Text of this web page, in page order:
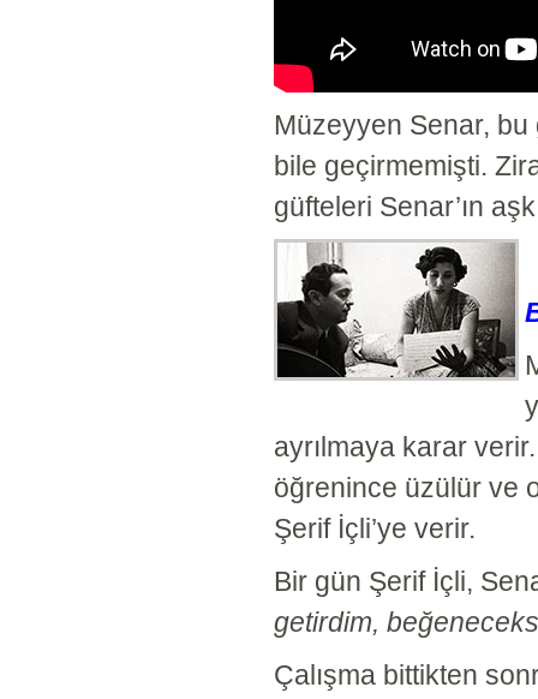
Müzeyyen Senar, bu
bile geçirmemişti.
güfteleri Senar’ın
ayrılmaya karar verir.
öğrenince üzülür ve
Şerif İçli’ye verir.
Bir gün Şerif İçli,
getirdim,
Çalışma bittikten